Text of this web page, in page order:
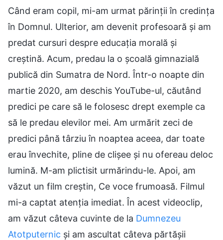
Când eram copil, mi-am urmat părinții în credința
în Domnul. Ulterior, am devenit profesoară și am
predat cursuri despre educația morală și
creștină. Acum, predau la o școală gimnazială
publică din Sumatra de Nord. Într-o noapte din
martie 2020, am deschis YouTube-ul, căutând
predici pe care să le folosesc drept exemple ca
să le predau elevilor mei. Am urmărit zeci de
predici până târziu în noaptea aceea, dar toate
erau învechite, pline de clișee și nu ofereau deloc
lumină. M-am plictisit urmărindu-le. Apoi, am
văzut un film creștin, Ce voce frumoasă. Filmul
mi-a captat atenția imediat. În acest videoclip,
am văzut câteva cuvinte de la Dumnezeu
Atotputernic și am ascultat câteva părtășii